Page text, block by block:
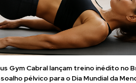
Gym Cabral lançam treino inédito no
pélvico para o Dia Mundial da